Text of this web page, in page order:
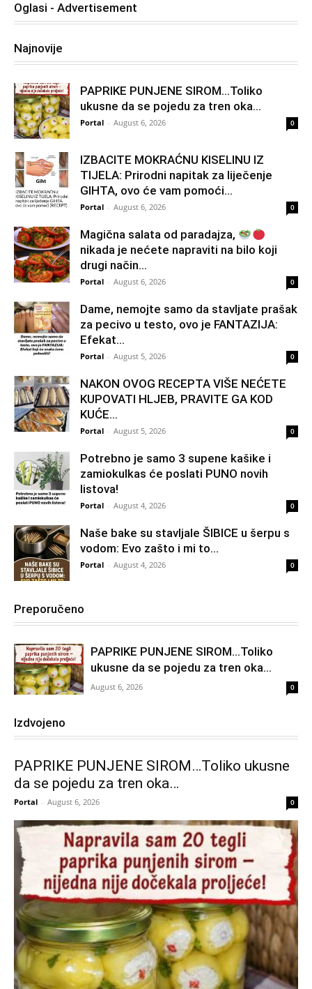
Oglasi - Advertisement
Najnovije
PAPRIKE PUNJENE SIROM…Toliko
ukusne da se pojedu za tren oka…
Portal - August 6, 2026 0
IZBACITE MOKRAĆNU KISELINU IZ
TIJELA: Prirodni napitak za liječenje
GIHTA, ovo će vam pomoći...
Portal - August 6, 2026 0
Magična salata od paradajza,
nikada je nećete napraviti na bilo koji
drugi način…
Portal - August 6, 2026 0
Dame, nemojte samo da stavljate prašak
za pecivo u testo, ovo je FANTAZIJA:
Efekat...
Portal - August 5, 2026 0
NAKON OVOG RECEPTA VIŠE NEĆETE
KUPOVATI HLJEB, PRAVITE GA KOD
KUĆE…
Portal - August 5, 2026 0
Potrebno je samo 3 supene kašike i
zamiokulkas će poslati PUNO novih
listova!
Portal - August 4, 2026 0
Naše bake su stavljale ŠIBICE u šerpu s
vodom: Evo zašto i mi to...
Portal - August 4, 2026 0
Preporučeno
PAPRIKE PUNJENE SIROM…Toliko
ukusne da se pojedu za tren oka…
August 6, 2026 0
Izdvojeno
PAPRIKE PUNJENE SIROM…Toliko ukusne
da se pojedu za tren oka…
Portal - August 6, 2026 0